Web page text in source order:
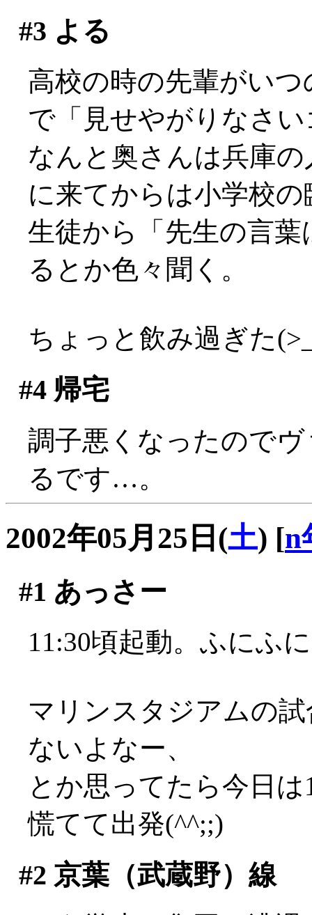
#3 よる
高校の時の先輩がい
で「見せやがりなさ
なんと奥さんは兵庫
に来てからは小学校
生徒から「先生の言
るとか色々聞く。
ちょっと飲み過ぎた
#4帰宅
調子悪くなったので
るです…。
2002年05月25日(土) [n
#1 あっさー
11:30頃起動。ふにふ
マリンスタジアムの
ないよなー、
とか思ってたら今日
慌てて出発(^^;;)
#2 京葉（武蔵野）線